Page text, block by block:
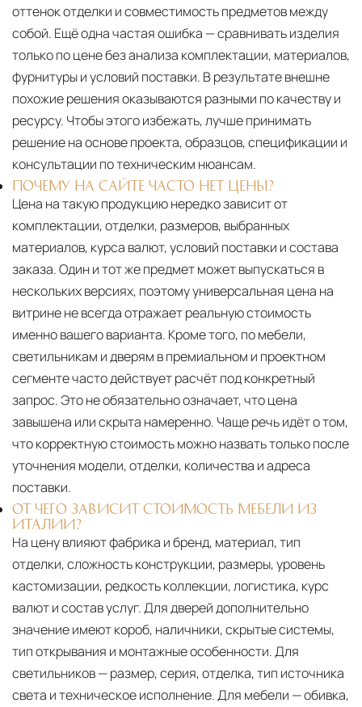
оттенок отделки и совместимость предметов между
собой. Ещё одна частая ошибка — сравнивать изделия
только по цене без анализа комплектации, материалов,
фурнитуры и условий поставки. В результате внешне
похожие решения оказываются разными по качеству и
ресурсу. Чтобы этого избежать, лучше принимать
решение на основе проекта, образцов, спецификации и
консультации по техническим нюансам.
ПОЧЕМУ НА САЙТЕ ЧАСТО НЕТ ЦЕНЫ?
Цена на такую продукцию нередко зависит от
комплектации, отделки, размеров, выбранных
материалов, курса валют, условий поставки и состава
заказа. Один и тот же предмет может выпускаться в
нескольких версиях, поэтому универсальная цена на
витрине не всегда отражает реальную стоимость
именно вашего варианта. Кроме того, по мебели,
светильникам и дверям в премиальном и проектном
сегменте часто действует расчёт под конкретный
запрос. Это не обязательно означает, что цена
завышена или скрыта намеренно. Чаще речь идёт о том,
что корректную стоимость можно назвать только после
уточнения модели, отделки, количества и адреса
поставки.
ОТ ЧЕГО ЗАВИСИТ СТОИМОСТЬ МЕБЕЛИ ИЗ
ИТАЛИИ?
На цену влияют фабрика и бренд, материал, тип
отделки, сложность конструкции, размеры, уровень
кастомизации, редкость коллекции, логистика, курс
валют и состав услуг. Для дверей дополнительно
значение имеют короб, наличники, скрытые системы,
тип открывания и монтажные особенности. Для
светильников — размер, серия, отделка, тип источника
света и техническое исполнение. Для мебели — обивка,